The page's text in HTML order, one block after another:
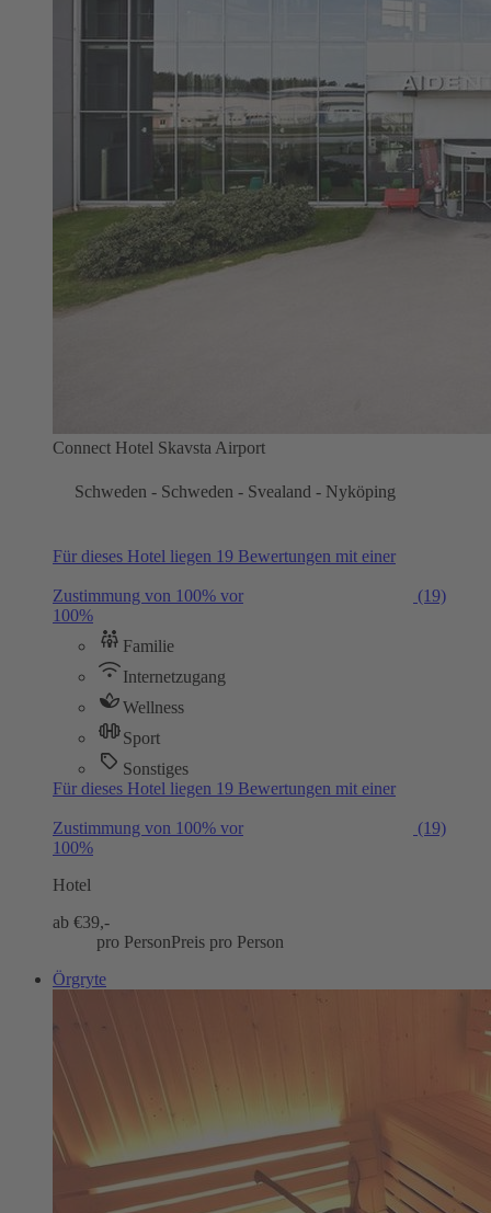
Connect Hotel Skavsta Airport
Schweden - Schweden - Svealand - Nyköping
Für dieses Hotel liegen 19 Bewertungen mit einer
Zustimmung von 100% vor
(19)
100%
Familie
Internetzugang
Wellness
Sport
Sonstiges
Für dieses Hotel liegen 19 Bewertungen mit einer
Zustimmung von 100% vor
(19)
100%
Hotel
ab €39,-
pro PersonPreis pro Person
Örgryte